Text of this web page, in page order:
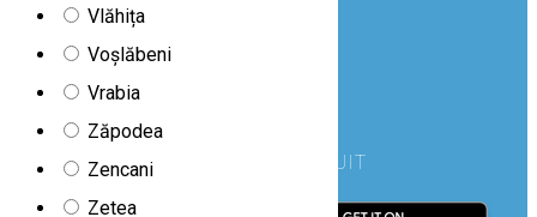
Vlăhița
Voșlăbeni
Vrabia
Zăpodea
Zencani
Zetea
DESCARCĂ GRATUIT